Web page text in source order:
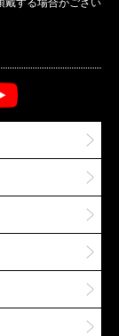
戴する場合がござい